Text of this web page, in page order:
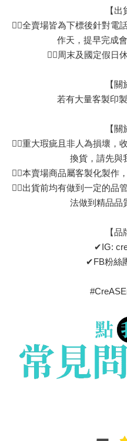
【出
👉🏻全賣場皆為下標後針對
作天，提早完成
👉🏻周末及國定假日
【關
若有大量客製印
【關
👉🏻重大瑕疵且非人為損壞
換貨，請先與
👉🏻本賣場商品屬客製化製作
👉🏻出貨前均有做到一定的
法做到精品品
【品
✔IG:
✔FB粉絲